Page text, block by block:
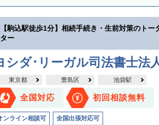
【駒込駅徒歩1分】相続手続き・生前対策のトー
ター
シダ･リーガル司法書士法
東京都 豊島区 池袋駅
全国対応 初回相談無料
ンライン相談可 全国出張対応可